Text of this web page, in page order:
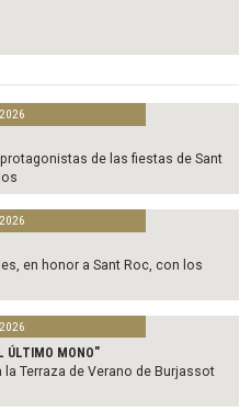
de las fiestas de Sant
en honor a Sant Roc, con los
ÚLTIMO MONO"
la Terraza de Verano de Burjassot